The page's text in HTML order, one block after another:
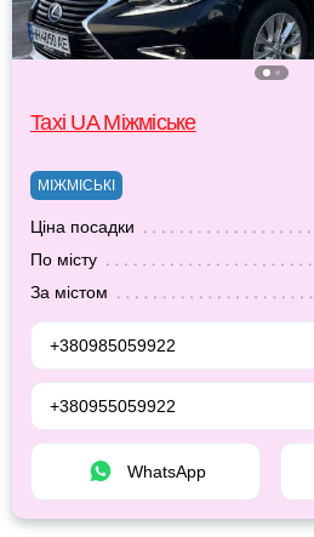
Taxi UA Міжміське
МІЖМІСЬКІ
Ціна посадки
По місту
За містом
+380985059922
+380955059922
WhatsApp